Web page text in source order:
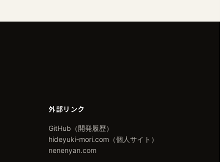
外部リンク
GitHub（開発履歴）
hideyuki-mori.com（個人サイト）
nenenyan.com